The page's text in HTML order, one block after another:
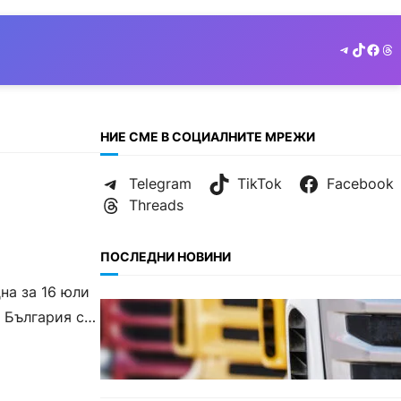
Telegram
TikTok
за 16 юли
се
НИЕ СМЕ В СОЦИАЛНИТЕ МРЕЖИ
Telegram TikTok
Facebook
Threads
ПОСЛЕДНИ НОВИНИ
БЪЛГАРИЯ
Нови ограничения за
камионите над 12 тона по
ключови пътища през август